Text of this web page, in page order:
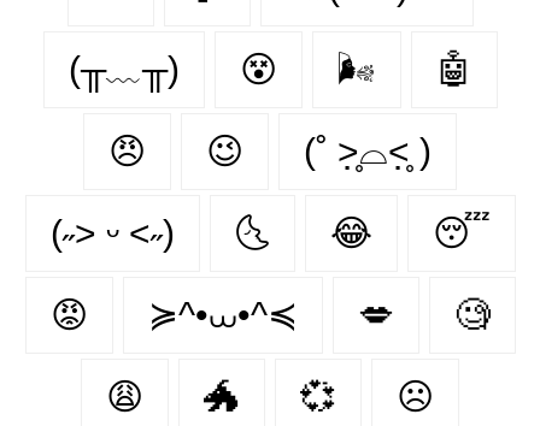
(╥﹏╥) 😵‍ 🌬 🤖
😠 😉 (˚ ˃̣̣̥⌓˂̣̣̥ )
(˶˃ ᵕ ˂˶) 🌜 😂 😴
😡 ≽^•⩊•^≼ 💋 🧐
😩 🐲 💞 ☹